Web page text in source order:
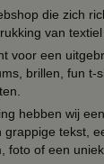
die zich
van
voor een
brillen, fun t-
hebben wij
grappige tekst,
foto of een